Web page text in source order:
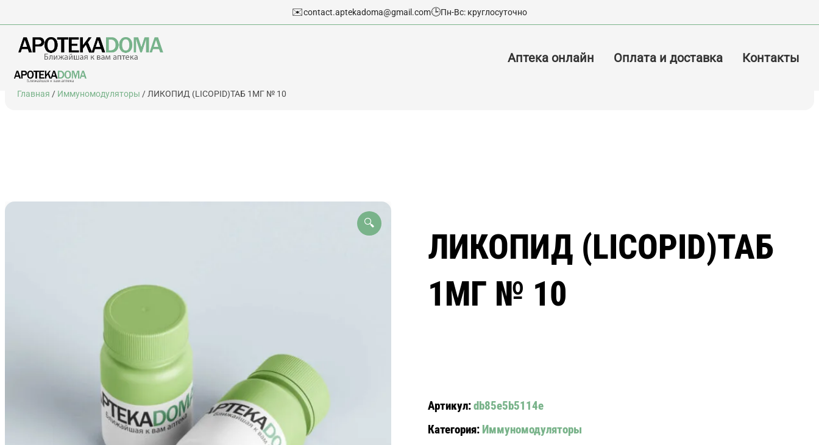
Перейти
✉️contact.aptekadoma@gmail.com🕒Пн-Вс: круглосуточно
Аптека онлайн Оплата и доставка Контакты
Главная / Иммуномодуляторы / ЛИКОПИД (LICOPID)ТАБ 1МГ № 10
🔍
ЛИКОПИД (LICOPID)ТАБ
1МГ № 10
Артикул:db85e5b5114e
Категория: Иммуномодуляторы